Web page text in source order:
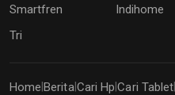
Smartfren
Indihome
Tri
Home Berita Cari Hp |Cari Tablet